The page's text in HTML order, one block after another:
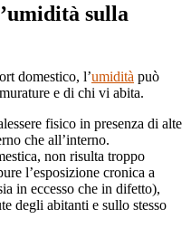
sulla
domestico, l’umidità può
e di chi vi abita.
fisico in presenza di alte
che all’interno.
non risulta troppo
l’esposizione cronica a
in eccesso che in difetto),
degli abitanti e sullo stesso